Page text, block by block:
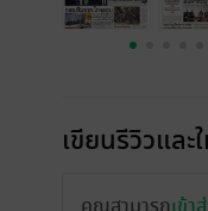
เขียนรีวิวและ